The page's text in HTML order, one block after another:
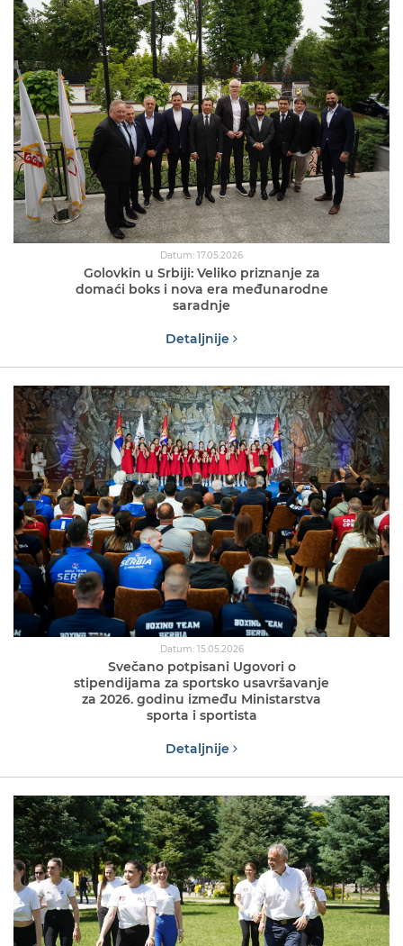
Datum: 17.05.2026
Golovkin u Srbiji: Veliko priznanje za
domaći boks i nova era međunarodne
saradnje
Detaljnije
Datum: 15.05.2026
Svečano potpisani Ugovori o
stipendijama za sportsko usavršavanje
za 2026. godinu između Ministarstva
sporta i sportista
Detaljnije